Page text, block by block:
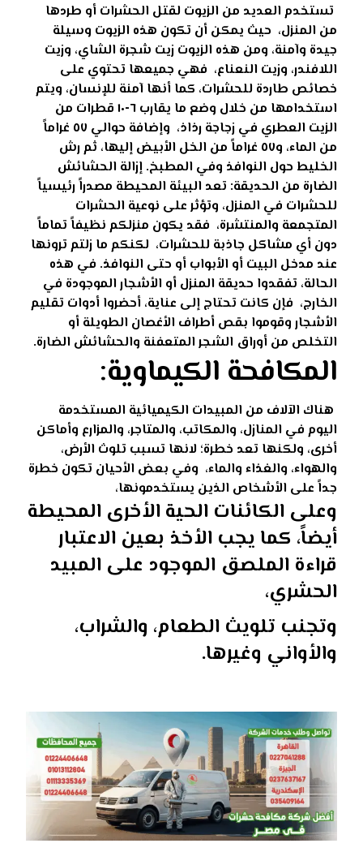
تستخدم العديد من الزيوت لقتل الحشرات أو طردها
من المنزل، حيث يمكن أن تكون هذه الزيوت وسيلة
جيدة وآمنة، ومن هذه الزيوت زيت شجرة الشاي، وزيت
اللافندر، وزيت النعناع، فهي جميعها تحتوي على
خصائص طاردة للحشرات، كما أنها آمنة للإنسان، ويتم
استخدامها من خلال وضع ما يقارب ٦-١٠ قطرات من
الزيت العطري في زجاجة رذاذ،
وإضافة حوالي ٥٧ غراماً
من الماء، و٥٧ غراماً من الخل الأبيض إليها، ثم رش
الخليط حول النوافذ وفي المطبخ.إزالة الحشائش
الضارة من الحديقة: تعد البيئة المحيطة مصدراً رئيسياً
للحشرات في المنزل، وتؤثر على نوعية الحشرات
المتجمعة والمنتشرة، فقد يكون منزلكم نظيفاً تماماً
دون أي مشاكل جاذبة للحشرات، لكنكم ما زلتم ترونها
عند مدخل البيت أو الأبواب أو حتى النوافذ. في هذه
الحالة، تفقدوا حديقة المنزل أو الأشجار الموجودة في
الخارج، فإن كانت تحتاج إلى عناية، أحضروا أدوات تقليم
الأشجار وقوموا بقص أطراف الأغصان الطويلة أو
التخلص من أوراق الشجر المتعفنة والحشائش الضارة.
المكافحة الكيماوية:
هناك الآلاف من المبيدات الكيميائية المستخدمة
اليوم في المنازل، والمكاتب، والمتاجر، والمزارع وأماكن
أخرى، ولكنها تعد خطرة؛ لانها تسبب تلوث الأرض،
والهواء، والغذاء والماء، وفي بعض الأحيان تكون خطرة
جداً على الأشخاص الذين يستخدمونها،
وعلى الكائنات الحية الأخرى المحيطة
أيضاً، كما يجب الأخذ بعين الاعتبار
قراءة الملصق الموجود على المبيد
الحشري،
وتجنب تلويث الطعام، والشراب،
والأواني وغيرها.